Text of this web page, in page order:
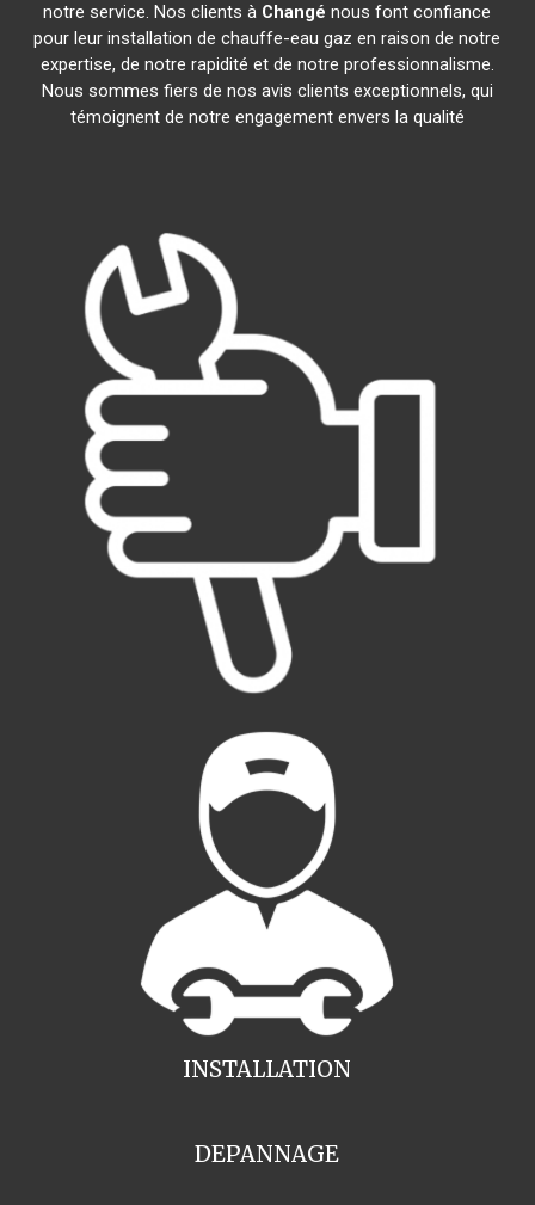
notre service. Nos clients à Changé nous font confiance
pour leur installation de chauffe-eau gaz en raison de notre
expertise, de notre rapidité et de notre professionnalisme.
Nous sommes fiers de nos avis clients exceptionnels, qui
témoignent de notre engagement envers la qualité
INSTALLATION
DEPANNAGE